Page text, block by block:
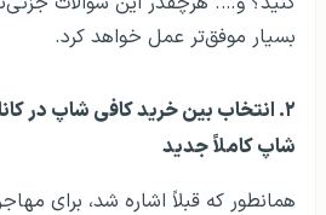
بسیار موفق‌تر عمل خواهد کرد.
۲. انتخاب بین خرید کافی شاپ در
شاپ کاملاً جدید
همانطور که قبلاً اشاره شد، برای